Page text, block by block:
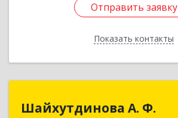
Отправить заявку
Показать контакты
Отправить заявку
Назад
Шайхутдинова А. Ф.